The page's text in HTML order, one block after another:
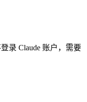
录 Claude 账户，需要